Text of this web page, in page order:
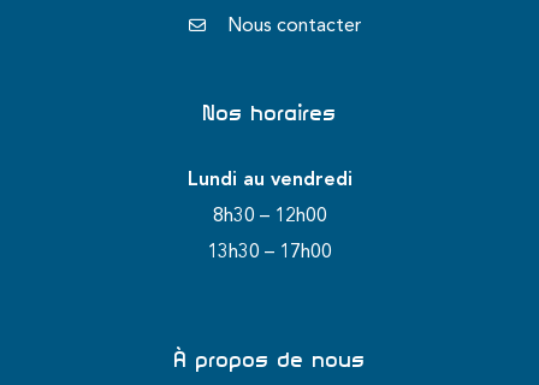
Nous contacter
Nos horaires
Lundi au vendredi
8h30 – 12h00
13h30 – 17h00
À propos de nous